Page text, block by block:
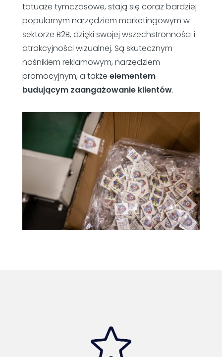
tatuaże tymczasowe, stają się coraz bardziej
popularnym narzędziem marketingowym w
sektorze B2B, dzięki swojej wszechstronności i
atrakcyjności wizualnej. Są skutecznym
nośnikiem reklamowym, narzędziem
promocyjnym, a także elementem
budującym zaangażowanie klientów.